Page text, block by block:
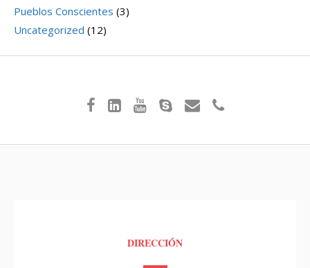
Pueblos Conscientes (3)
Uncategorized (12)
DIRECCIÓN